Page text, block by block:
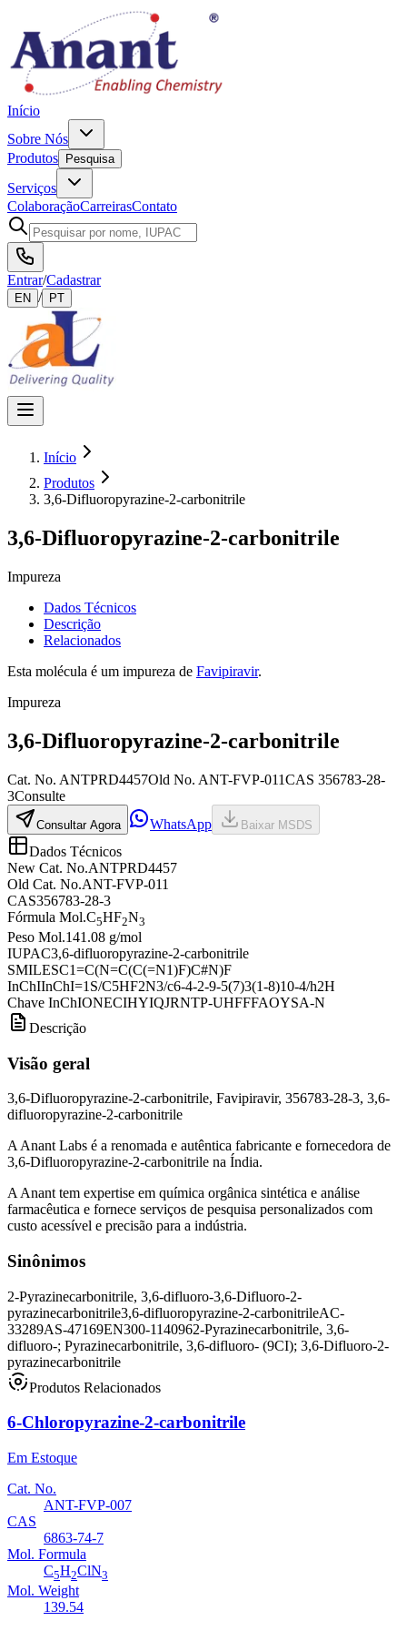
Início
Sobre Nós
Produtos
Pesquisa
Serviços
ColaboraçãoCarreirasContato
Entrar/Cadastrar
EN / PT
Início
Produtos
3,6-Difluoropyrazine-2-carbonitrile
3,6-Difluoropyrazine-2-carbonitrile
Impureza
Dados Técnicos
Descrição
Relacionados
Esta molécula é um impureza de Favipiravir.
Impureza
3,6-Difluoropyrazine-2-carbonitrile
Cat. No. ANTPRD4457Old No. ANT-FVP-011CAS 356783-28-
3Consulte
Consultar Agora WhatsApp Baixar MSDS
Dados Técnicos
New Cat. No.ANTPRD4457
Old Cat. No.ANT-FVP-011
CAS356783-28-3
Fórmula Mol.C5HF2N3
Peso Mol.141.08 g/mol
IUPAC3,6-difluoropyrazine-2-carbonitrile
SMILESC1=C(N=C(C(=N1)F)C#N)F
InChIInChI=1S/C5HF2N3/c6-4-2-9-5(7)3(1-8)10-4/h2H
Chave InChIONECIHYIQJRNTP-UHFFFAOYSA-N
Descrição
Visão geral
3,6-Difluoropyrazine-2-carbonitrile, Favipiravir, 356783-28-3, 3,6-
difluoropyrazine-2-carbonitrile
A Anant Labs é a renomada e autêntica fabricante e fornecedora de
3,6-Difluoropyrazine-2-carbonitrile na Índia.
A Anant tem expertise em química orgânica sintética e análise
farmacêutica e fornece serviços de pesquisa personalizados com
custo acessível e precisão para a indústria.
Sinônimos
2-Pyrazinecarbonitrile, 3,6-difluoro-3,6-Difluoro-2-
pyrazinecarbonitrile3,6-difluoropyrazine-2-carbonitrileAC-
33289AS-47169EN300-1140962-Pyrazinecarbonitrile, 3,6-
difluoro-; Pyrazinecarbonitrile, 3,6-difluoro- (9CI); 3,6-Difluoro-2-
pyrazinecarbonitrile
Produtos Relacionados
6-Chloropyrazine-2-carbonitrile
Em Estoque
Cat. No.
ANT-FVP-007
CAS
6863-74-7
Mol. Formula
C5H2ClN3
Mol. Weight
139.54